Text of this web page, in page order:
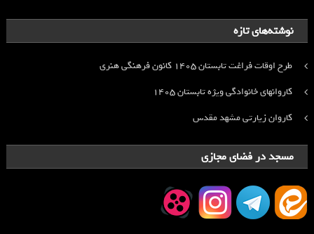
نوشته‌های تازه
طرح اوقات فراغت تابستان ۱۴۰۵ کانون فرهنگی هنری
کاروانهای خانوادگی ویژه تابستان ۱۴۰۵
کاروان زیارتی مشهد مقدس
مسجد در فضای مجازی